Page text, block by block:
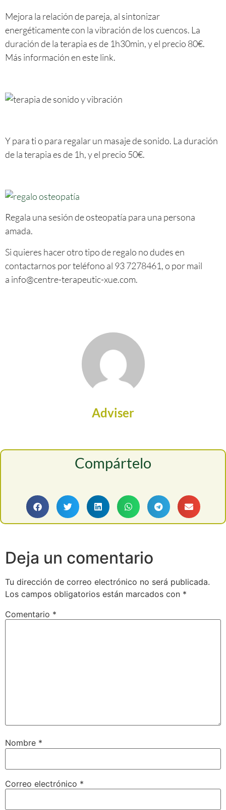
Mejora la relación de pareja, al sintonizar
energéticamente con la vibración de los cuencos. La
duración de la terapia es de 1h30min, y el precio 80€.
Más información en este link.
Y para ti o para regalar un masaje de sonido. La duración
de la terapia es de 1h, y el precio 50€.
Regala una sesión de osteopatía para una persona
amada.
Si quieres hacer otro tipo de regalo no dudes en
contactarnos por teléfono al 93 7278461, o por mail
a info@centre-terapeutic-xue.com.
Adviser
Compártelo
Deja un comentario
Tu dirección de correo electrónico no será publicada.
Los campos obligatorios están marcados con *
Comentario *
Nombre *
Correo electrónico *